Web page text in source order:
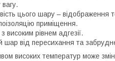
цього шару – відображення
приміщення.
рівнем адгезії.
шар від пересихання та
високих температур може